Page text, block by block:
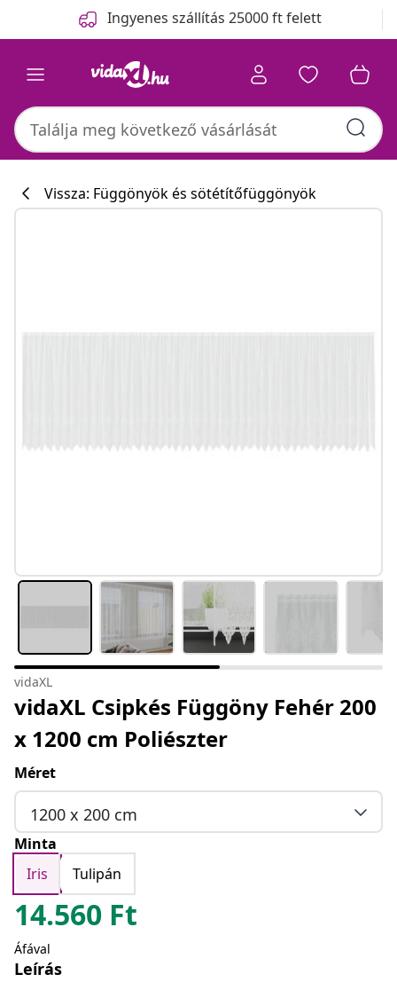
Ingyenes szállítás 25000 ft felett
Vissza: Függönyök és sötétítőfüggönyök
vidaXL
vidaXL Csipkés Függöny Fehér 200
x 1200 cm Poliészter
Méret
1200 x 200 cm
Minta
Iris
Tulipán
14.560 Ft
Áfával
Leírás